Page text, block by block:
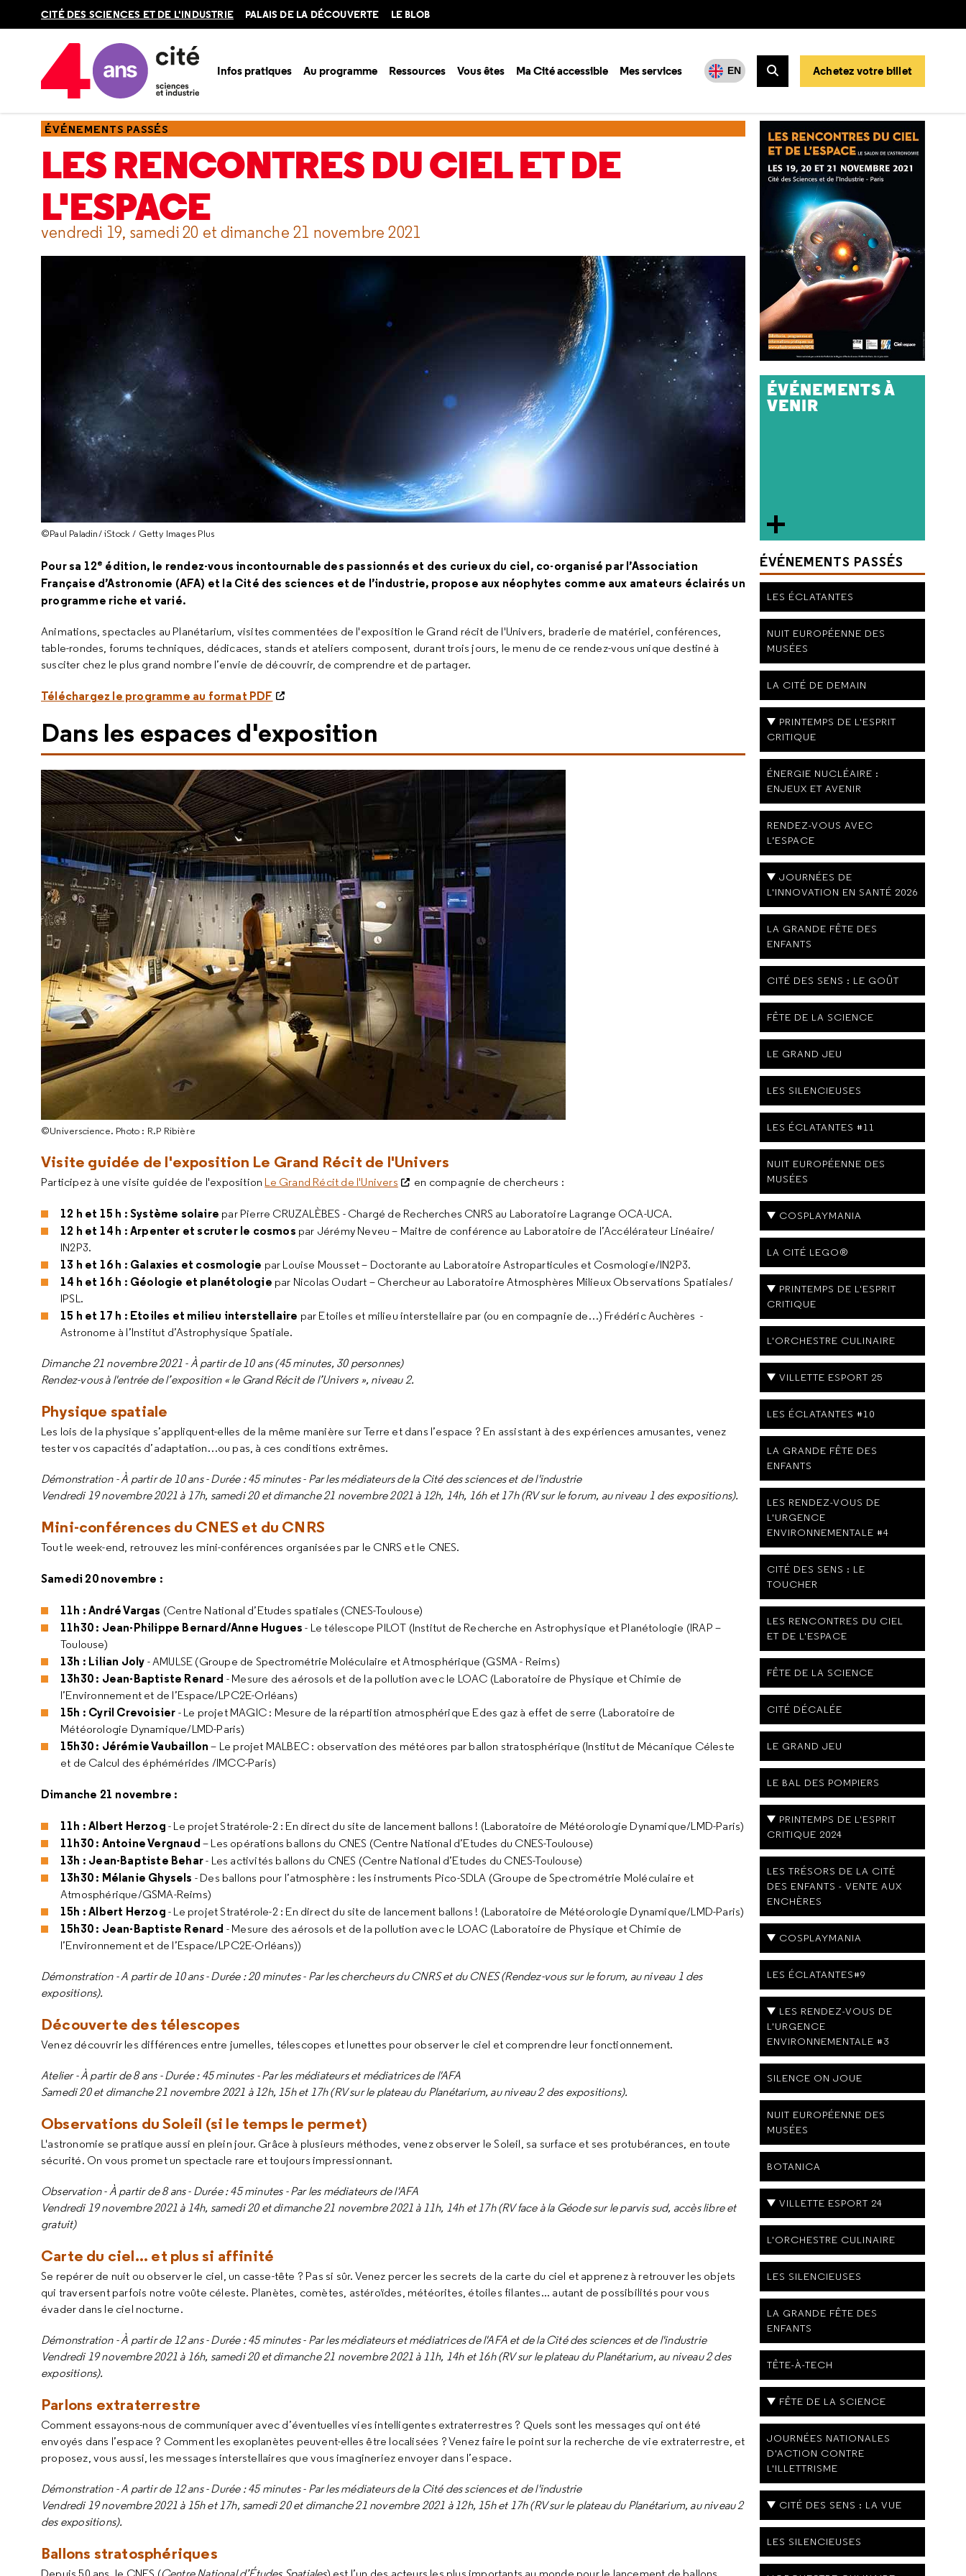
CITÉ DES SCIENCES ET DE L'INDUSTRIE PALAIS DE LA DÉCOUVERTE LE BLOB
Infos pratiques Au programme Ressources Vous êtes Ma Cité accessible Mes services EN
Rechercher
Achetez votre billet
Accueil Ressources
ÉVÉNEMENTS PASSÉS
LES RENCONTRES DU CIEL ET DE
L'ESPACE
vendredi 19, samedi 20 et dimanche 21 novembre 2021
©Paul Paladin/ iStock / Getty Images Plus
Pour sa 12e édition, le rendez-vous incontournable des passionnés et des curieux du ciel, co-organisé par l’Association
Française d’Astronomie (AFA) et la Cité des sciences et de l’industrie, propose aux néophytes comme aux amateurs éclairés un
programme riche et varié.
Animations, spectacles au Planétarium, visites commentées de l'exposition le Grand récit de l'Univers, braderie de matériel, conférences,
table-rondes, forums techniques, dédicaces, stands et ateliers composent, durant trois jours, le menu de ce rendez-vous unique destiné à
susciter chez le plus grand nombre l’envie de découvrir, de comprendre et de partager.
Téléchargez le programme au format PDF
Dans les espaces d'exposition
©Universcience. Photo : R.P Ribière
Visite guidée de l'exposition Le Grand Récit de l'Univers
Participez à une visite guidée de l'exposition Le Grand Récit de l'Univers en compagnie de chercheurs :
12 h et 15 h : Système solaire par Pierre CRUZALÈBES - Chargé de Recherches CNRS au Laboratoire Lagrange OCA-UCA.
12 h et 14 h : Arpenter et scruter le cosmos par Jérémy Neveu – Maitre de conférence au Laboratoire de l’Accélérateur Linéaire/
IN2P3.
13 h et 16 h : Galaxies et cosmologie par Louise Mousset – Doctorante au Laboratoire Astroparticules et Cosmologie/IN2P3.
14 h et 16 h : Géologie et planétologie par Nicolas Oudart – Chercheur au Laboratoire Atmosphères Milieux Observations Spatiales/
IPSL.
15 h et 17 h : Etoiles et milieu interstellaire par Etoiles et milieu interstellaire par (ou en compagnie de…) Frédéric Auchères -
Astronome à l’Institut d’Astrophysique Spatiale.
Dimanche 21 novembre 2021 - À partir de 10 ans (45 minutes, 30 personnes)
Rendez-vous à l'entrée de l’exposition « le Grand Récit de l’Univers », niveau 2.
Physique spatiale
Les lois de la physique s’appliquent-elles de la même manière sur Terre et dans l’espace ? En assistant à des expériences amusantes, venez
tester vos capacités d’adaptation…ou pas, à ces conditions extrêmes.
Démonstration - À partir de 10 ans - Durée : 45 minutes - Par les médiateurs de la Cité des sciences et de l'industrie
Vendredi 19 novembre 2021 à 17h, samedi 20 et dimanche 21 novembre 2021 à 12h, 14h, 16h et 17h (RV sur le forum, au niveau 1 des expositions).
Mini-conférences du CNES et du CNRS
Tout le week-end, retrouvez les mini-conférences organisées par le CNRS et le CNES.
Samedi 20 novembre :
11h : André Vargas (Centre National d’Etudes spatiales (CNES-Toulouse)
11h30 : Jean-Philippe Bernard/Anne Hugues- Le télescope PILOT (Institut de Recherche en Astrophysique et Planétologie (IRAP –
Toulouse)
13h : Lilian Joly - AMULSE (Groupe de Spectrométrie Moléculaire et Atmosphérique (GSMA - Reims)
13h30 : Jean-Baptiste Renard - Mesure des aérosols et de la pollution avec le LOAC (Laboratoire de Physique et Chimie de
l’Environnement et de l’Espace/LPC2E-Orléans)
15h : Cyril Crevoisier - Le projet MAGIC : Mesure de la répartition atmosphérique Edes gaz à effet de serre (Laboratoire de
Météorologie Dynamique/LMD-Paris)
15h30 : Jérémie Vaubaillon – Le projet MALBEC : observation des météores par ballon stratosphérique (Institut de Mécanique Céleste
et de Calcul des éphémérides /IMCC-Paris)
Dimanche 21 novembre :
11h : Albert Herzog - Le projet Stratérole-2 : En direct du site de lancement ballons ! (Laboratoire de Météorologie Dynamique/LMD-Paris)
11h30 : Antoine Vergnaud – Les opérations ballons du CNES (Centre National d’Etudes du CNES-Toulouse)
13h : Jean-Baptiste Behar- Les activités ballons du CNES (Centre National d’Etudes du CNES-Toulouse)
13h30 : Mélanie Ghysels - Des ballons pour l’atmosphère : les instruments Pico-SDLA (Groupe de Spectrométrie Moléculaire et
Atmosphérique/GSMA-Reims)
15h : Albert Herzog - Le projet Stratérole-2 : En direct du site de lancement ballons ! (Laboratoire de Météorologie Dynamique/LMD-Paris)
15h30 : Jean-Baptiste Renard - Mesure des aérosols et de la pollution avec le LOAC (Laboratoire de Physique et Chimie de
l’Environnement et de l’Espace/LPC2E-Orléans))
Démonstration - A partir de 10 ans - Durée : 20 minutes - Par les chercheurs du CNRS et du CNES (Rendez-vous sur le forum, au niveau 1 des
expositions).
Découverte des télescopes
Venez découvrir les différences entre jumelles, télescopes et lunettes pour observer le ciel et comprendre leur fonctionnement.
Atelier - À partir de 8 ans - Durée : 45 minutes - Par les médiateurs et médiatrices de l'AFA
Samedi 20 et dimanche 21 novembre 2021 à 12h, 15h et 17h (RV sur le plateau du Planétarium, au niveau 2 des expositions).
Observations du Soleil (si le temps le permet)
L'astronomie se pratique aussi en plein jour. Grâce à plusieurs méthodes, venez observer le Soleil, sa surface et ses protubérances, en toute
sécurité. On vous promet un spectacle rare et toujours impressionnant.
Observation - À partir de 8 ans - Durée : 45 minutes - Par les médiateurs de l'AFA
Vendredi 19 novembre 2021 à 14h, samedi 20 et dimanche 21 novembre 2021 à 11h, 14h et 17h (RV face à la Géode sur le parvis sud, accès libre et
gratuit)
Carte du ciel... et plus si affinité
Se repérer de nuit ou observer le ciel, un casse-tête ? Pas si sûr. Venez percer les secrets de la carte du ciel et apprenez à retrouver les objets
qui traversent parfois notre voûte céleste. Planètes, comètes, astéroïdes, météorites, étoiles filantes... autant de possibilités pour vous
évader dans le ciel nocturne.
Démonstration - À partir de 12 ans - Durée : 45 minutes - Par les médiateurs et médiatrices de l'AFA et de la Cité des sciences et de l'industrie
Vendredi 19 novembre 2021 à 16h, samedi 20 et dimanche 21 novembre 2021 à 11h, 14h et 16h (RV sur le plateau du Planétarium, au niveau 2 des
expositions).
Parlons extraterrestre
Comment essayons-nous de communiquer avec d’éventuelles vies intelligentes extraterrestres ? Quels sont les messages qui ont été
envoyés dans l’espace ? Comment les exoplanètes peuvent-elles être localisées ? Venez faire le point sur la recherche de vie extraterrestre, et
proposez, vous aussi, les messages interstellaires que vous imagineriez envoyer dans l’espace.
Démonstration - A partir de 12 ans - Durée : 45 minutes - Par les médiateurs de la Cité des sciences et de l'industrie
Vendredi 19 novembre 2021 à 15h et 17h, samedi 20 et dimanche 21 novembre 2021 à 12h, 15h et 17h (RV sur le plateau du Planétarium, au niveau 2
des expositions).
Ballons stratosphériques
ÉVÉNEMENTS À
VENIR
ÉVÉNEMENTS PASSÉS
LES ÉCLATANTES
NUIT EUROPÉENNE DES
MUSÉES
LA CITÉ DE DEMAIN
PRINTEMPS DE L'ESPRIT
CRITIQUE
ÉNERGIE NUCLÉAIRE :
ENJEUX ET AVENIR
RENDEZ-VOUS AVEC
L’ESPACE
JOURNÉES DE
L'INNOVATION EN SANTÉ 2026
LA GRANDE FÊTE DES
ENFANTS
CITÉ DES SENS : LE GOÛT
FÊTE DE LA SCIENCE
LE GRAND JEU
LES SILENCIEUSES
LES ÉCLATANTES #11
NUIT EUROPÉENNE DES
MUSÉES
COSPLAYMANIA
LA CITÉ LEGO®
PRINTEMPS DE L'ESPRIT
CRITIQUE
L'ORCHESTRE CULINAIRE
VILLETTE ESPORT 25
LES ÉCLATANTES #10
LA GRANDE FÊTE DES
ENFANTS
LES RENDEZ-VOUS DE
L'URGENCE
ENVIRONNEMENTALE #4
CITÉ DES SENS : LE
TOUCHER
LES RENCONTRES DU CIEL
ET DE L'ESPACE
FÊTE DE LA SCIENCE
CITÉ DÉCALÉE
LE GRAND JEU
LE BAL DES POMPIERS
PRINTEMPS DE L'ESPRIT
CRITIQUE 2024
LES TRÉSORS DE LA CITÉ
DES ENFANTS - VENTE AUX
ENCHÈRES
COSPLAYMANIA
LES ÉCLATANTES#9
LES RENDEZ-VOUS DE
L'URGENCE
ENVIRONNEMENTALE #3
SILENCE ON JOUE
NUIT EUROPÉENNE DES
MUSÉES
BOTANICA
VILLETTE ESPORT 24
L'ORCHESTRE CULINAIRE
LES SILENCIEUSES
LA GRANDE FÊTE DES
ENFANTS
TÊTE-À-TECH
FÊTE DE LA SCIENCE
JOURNÉES NATIONALES
D'ACTION CONTRE
L'ILLETTRISME
CITÉ DES SENS : LA VUE
LES SILENCIEUSES